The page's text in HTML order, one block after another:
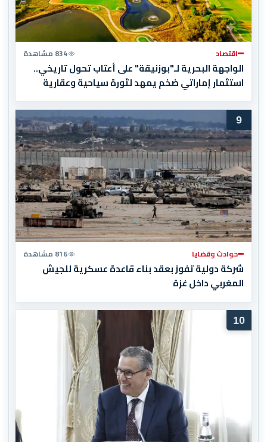
اقتصاد 834 مشاهدة
الواجهة البحرية لـ"بوزنيقة" على أعتاب تحول تاريخي..
استثمار إماراتي ضخم يمهد لثورة سياحية وعقارية
9
حوادث وقضايا 816 مشاهدة
شركة دولية تفوز بعقد بناء قاعدة عسكرية للجيش
المغربي داخل غزة
10